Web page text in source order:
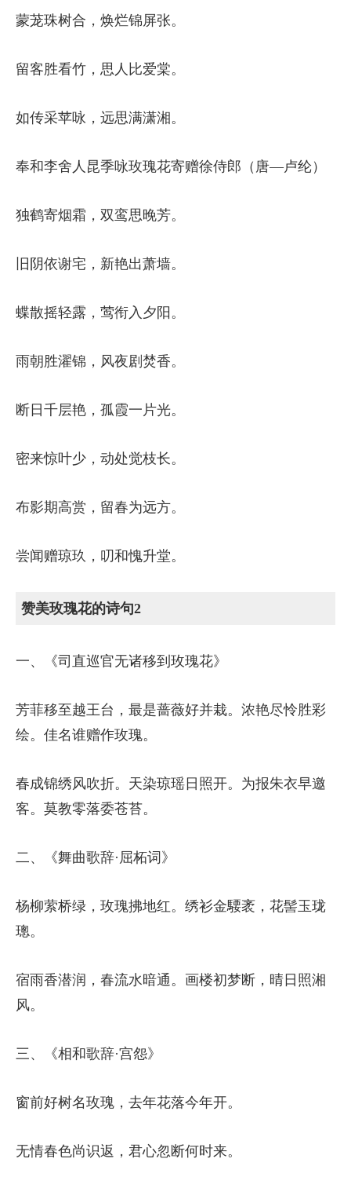
蒙茏珠树合，焕烂锦屏张。
留客胜看竹，思人比爱棠。
如传采苹咏，远思满潇湘。
奉和李舍人昆季咏玫瑰花寄赠徐侍郎（唐—卢纶）
独鹤寄烟霜，双鸾思晚芳。
旧阴依谢宅，新艳出萧墙。
蝶散摇轻露，莺衔入夕阳。
雨朝胜濯锦，风夜剧焚香。
断日千层艳，孤霞一片光。
密来惊叶少，动处觉枝长。
布影期高赏，留春为远方。
尝闻赠琼玖，叨和愧升堂。
赞美玫瑰花的诗句2
一、《司直巡官无诸移到玫瑰花》
芳菲移至越王台，最是蔷薇好并栽。浓艳尽怜胜彩
绘。佳名谁赠作玫瑰。
春成锦绣风吹折。天染琼瑶日照开。为报朱衣早邀
客。莫教零落委苍苔。
二、《舞曲歌辞·屈柘词》
杨柳萦桥绿，玫瑰拂地红。绣衫金騕袤，花髻玉珑
璁。
宿雨香潜润，春流水暗通。画楼初梦断，晴日照湘
风。
三、《相和歌辞·宫怨》
窗前好树名玫瑰，去年花落今年开。
无情春色尚识返，君心忽断何时来。